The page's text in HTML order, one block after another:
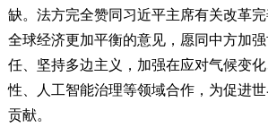
缺。法方完全赞同习近平主席有关改革
全球经济更加平衡的意见，愿同中方加
任、坚持多边主义，加强在应对气候变
性、人工智能治理等领域合作，为促进
贡献。